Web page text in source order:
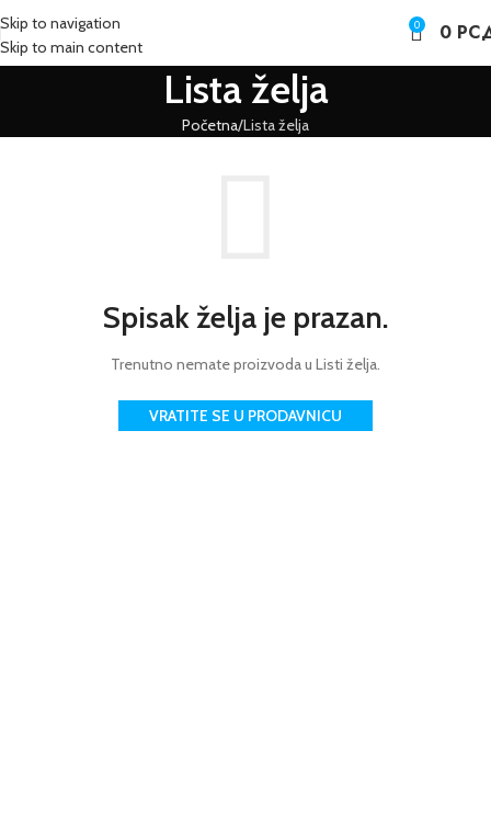
Skip to navigation
Skip to main content
0 0
Lista želja
Početna Lista želja
Spisak želja je prazan.
Trenutno nemate proizvoda u Listi želja.
VRATITE SE U PRODAVNICU